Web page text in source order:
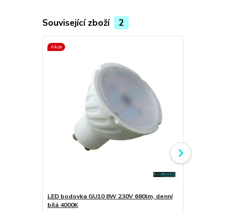
Související zboží 2
Akce
LED bodovka GU10 8W 230V 680lm, denní
bílá 4000K